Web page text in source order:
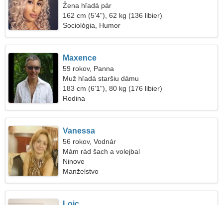
Žena hľadá pár
162 cm (5'4"), 62 kg (136 libier)
Sociológia, Humor
Maxence
59 rokov, Panna
Muž hľadá staršiu dámu
183 cm (6'1"), 80 kg (176 libier)
Rodina
Vanessa
56 rokov, Vodnár
Mám rád šach a volejbal
Ninove
Manželstvo